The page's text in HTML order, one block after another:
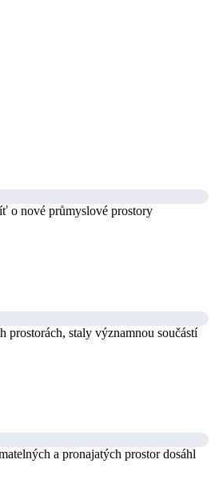
o nové průmyslové prostory
prostorách, staly významnou součástí
a pronajatých prostor dosáhl